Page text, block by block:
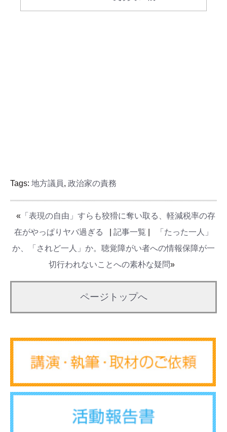
Tags: 地方議員, 政治家の責務
« 「表現の自由」すらも狡猾に奪い取る、軽減税率の存
在がやっぱりヤバ過ぎる
記事一覧
「たった一人」
か、「されど一人」か。聴覚障がい者への情報保障が一
切行われないことへの素朴な疑問»
ページトップへ